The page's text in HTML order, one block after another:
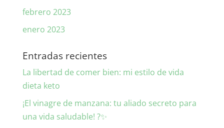
febrero 2023
enero 2023
Entradas recientes
La libertad de comer bien: mi estilo de vida
dieta keto
¡El vinagre de manzana: tu aliado secreto para
una vida saludable! ?✨